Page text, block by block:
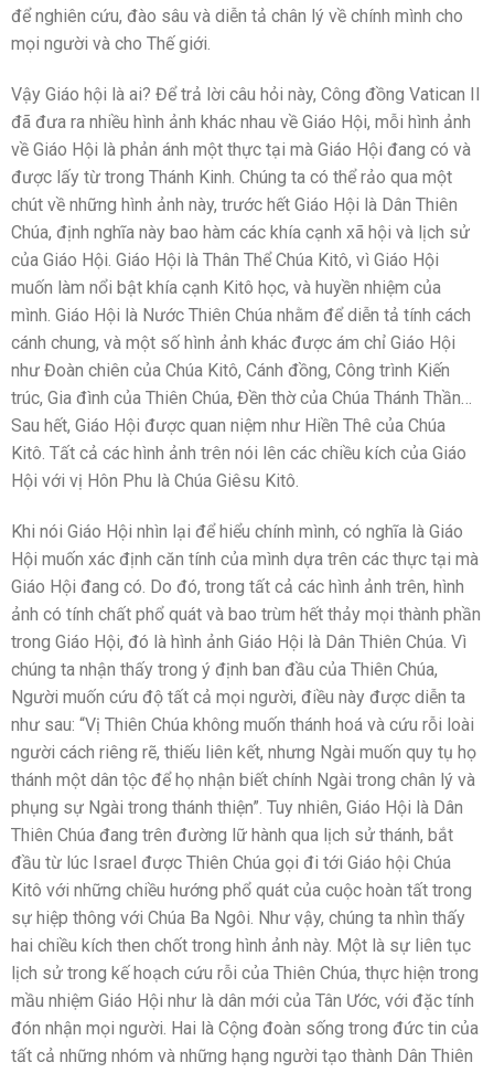
để nghiên cứu, đào sâu và diễn tả chân lý về chính mình cho
mọi người và cho Thế giới.
Vậy Giáo hội là ai? Để trả lời câu hỏi này, Công đồng Vatican II
đã đưa ra nhiều hình ảnh khác nhau về Giáo Hội, mỗi hình ảnh
về Giáo Hội là phản ánh một thực tại mà Giáo Hội đang có và
được lấy từ trong Thánh Kinh. Chúng ta có thể rảo qua một
chút về những hình ảnh này, trước hết Giáo Hội là Dân Thiên
Chúa, định nghĩa này bao hàm các khía cạnh xã hội và lịch sử
của Giáo Hội. Giáo Hội là Thân Thể Chúa Kitô, vì Giáo Hội
muốn làm nổi bật khía cạnh Kitô học, và huyền nhiệm của
mình. Giáo Hội là Nước Thiên Chúa nhằm để diễn tả tính cách
cánh chung, và một số hình ảnh khác được ám chỉ Giáo Hội
như Đoàn chiên của Chúa Kitô, Cánh đồng, Công trình Kiến
trúc, Gia đình của Thiên Chúa, Đền thờ của Chúa Thánh Thần…
Sau hết, Giáo Hội được quan niệm như Hiền Thê của Chúa
Kitô. Tất cả các hình ảnh trên nói lên các chiều kích của Giáo
Hội với vị Hôn Phu là Chúa Giêsu Kitô.
Khi nói Giáo Hội nhìn lại để hiểu chính mình, có nghĩa là Giáo
Hội muốn xác định căn tính của mình dựa trên các thực tại mà
Giáo Hội đang có. Do đó, trong tất cả các hình ảnh trên, hình
ảnh có tính chất phổ quát và bao trùm hết thảy mọi thành phần
trong Giáo Hội, đó là hình ảnh Giáo Hội là Dân Thiên Chúa. Vì
chúng ta nhận thấy trong ý định ban đầu của Thiên Chúa,
Người muốn cứu độ tất cả mọi người, điều này được diễn ta
như sau: “Vị Thiên Chúa không muốn thánh hoá và cứu rỗi loài
người cách riêng rẽ, thiếu liên kết, nhưng Ngài muốn quy tụ họ
thánh một dân tộc để họ nhận biết chính Ngài trong chân lý và
phụng sự Ngài trong thánh thiện”. Tuy nhiên, Giáo Hội là Dân
Thiên Chúa đang trên đường lữ hành qua lịch sử thánh, bắt
đầu từ lúc Israel được Thiên Chúa gọi đi tới Giáo hội Chúa
Kitô với những chiều hướng phổ quát của cuộc hoàn tất trong
sự hiệp thông với Chúa Ba Ngôi. Như vậy, chúng ta nhìn thấy
hai chiều kích then chốt trong hình ảnh này. Một là sự liên tục
lịch sử trong kế hoạch cứu rỗi của Thiên Chúa, thực hiện trong
mầu nhiệm Giáo Hội như là dân mới của Tân Ước, với đặc tính
đón nhận mọi người. Hai là Cộng đoàn sống trong đức tin của
tất cả những nhóm và những hạng người tạo thành Dân Thiên